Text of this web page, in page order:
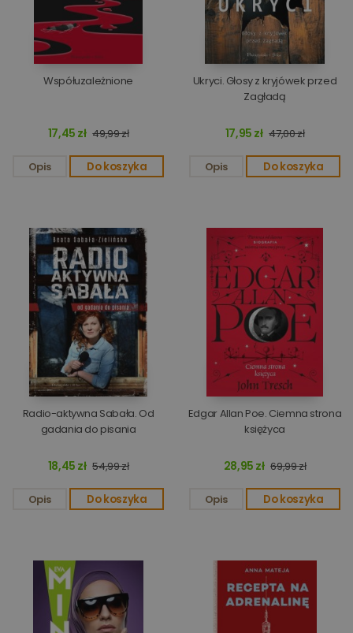
Współuzależnione
17,45 zł 49,99 zł
Opis Do koszyka
Ukryci. Głosy z kryjówek przed
Zagładą
17,95 zł 47,00 zł
Opis Do koszyka
Radio-aktywna Sabała. Od
gadania do pisania
18,45 zł 54,99 zł
Opis Do koszyka
Edgar Allan Poe. Ciemna strona
księżyca
28,95 zł 69,99 zł
Opis Do koszyka